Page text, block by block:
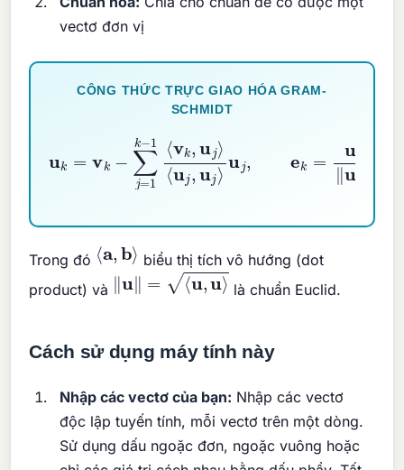
vectơ đơn vị
CÔNG THỨC TRỰC GIAO HÓA GRAM-
SCHMIDT
k− ∑ = ⟨v
u e k
Trong đó
⟨a b⟩
biểu thị tích vô hướng (dot
product) và
‖u ‖=⟨u,u⟩
là chuẩn Euclid.
Cách sử dụng máy tính này
Nhập các vectơ của bạn: Nhập các vectơ
độc lập tuyến tính, mỗi vectơ trên một dòng.
Sử dụng dấu ngoặc đơn, ngoặc vuông hoặc